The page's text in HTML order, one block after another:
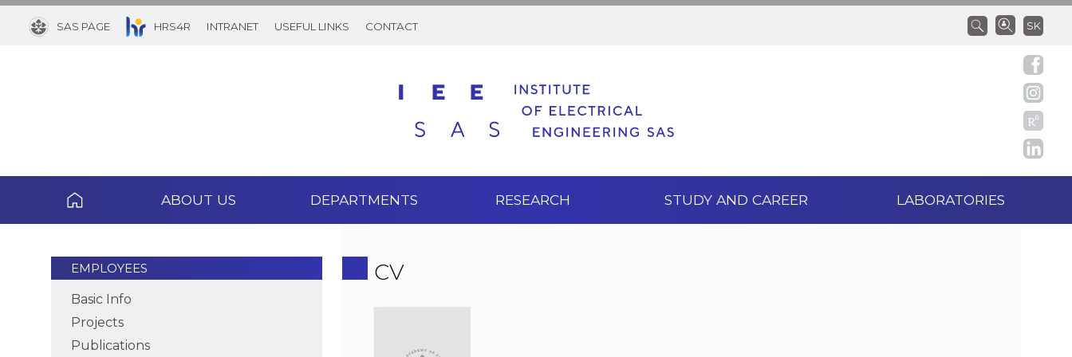
SAS PAGE HRS4R INTRANET USEFUL LINKS CONTACT SK
ABOUT US DEPARTMENTS RESEARCH STUDY AND CAREER LABORATORIES
EMPLOYEES
Basic Info
Projects
Publications
CV